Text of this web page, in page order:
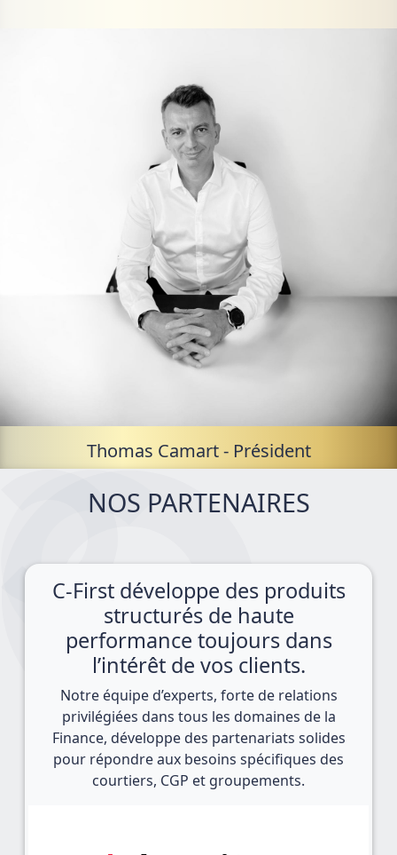
Thomas Camart- Président
NOS PARTENAIRES
C-First développe des produits
structurés de haute
performance toujours dans
l’intérêt de vos clients.
Notre équipe d’experts, forte de relations
privilégiées dans tous les domaines de la
Finance, développe des partenariats solides
pour répondre aux besoins spécifiques des
courtiers, CGP et groupements.